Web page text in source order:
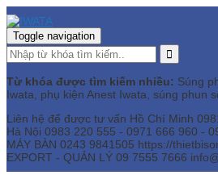
Toggle navigation
Từ khóa được tìm kiếm nhiều: Súng
Iwata, phụ kiện Anest Iwata, súng phun
Liên hệ để được tư vấn Hồ Chí Minh
Hà Nội 0983 220 555 - 0971 666 960 -
MÁY BÀN 0243 9841505 https://
EXPORT - QUẢN LÝ 09 7555 7666